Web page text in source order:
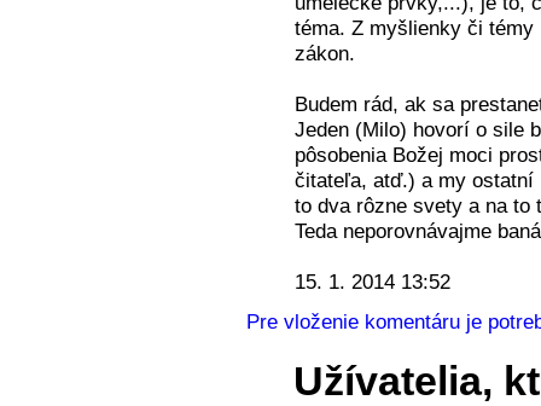
téma. Z myšlienky či
zákon.
Budem rád, ak sa
Jeden (Milo) hovorí o sile
pôsobenia Božej moci
čitateľa, atď.) a my ostatní
to dva rôzne svety a na
Teda neporovnávajme
15. 1. 2014 13:52
Pre vloženie komentáru je
Užívatelia,